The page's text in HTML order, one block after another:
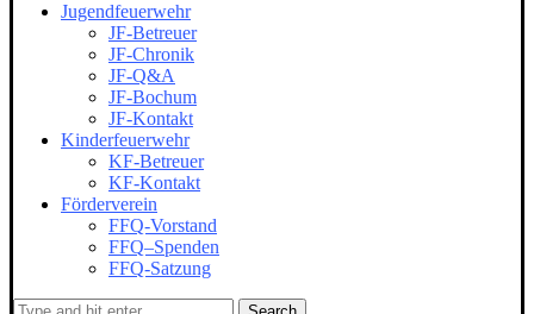
Jugendfeuerwehr
JF-Betreuer
JF-Chronik
JF-Q&A
JF-Bochum
JF-Kontakt
Kinderfeuerwehr
KF-Betreuer
KF-Kontakt
Förderverein
FFQ-Vorstand
FFQ–Spenden
FFQ-Satzung